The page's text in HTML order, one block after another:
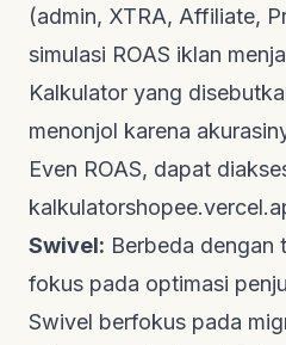
(admin, XTRA, Affiliate,
simulasi ROAS iklan
Kalkulator yang
menonjol karena
Even ROAS, dapat
Swivel: Berbeda dengan
fokus pada optimasi
Swivel berfokus pada